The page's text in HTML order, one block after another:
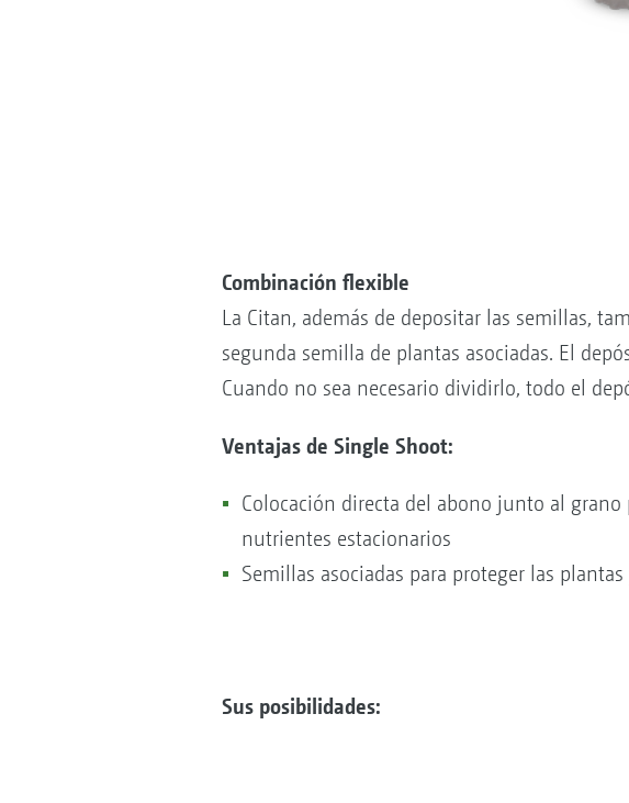
Combinación flexible
La Citan, además de depositar las semillas,
segunda semilla de plantas asociadas. El
Cuando no sea necesario dividirlo, todo el
Ventajas de Single Shoot:
Colocación directa del abono junto al
nutrientes estacionarios
Semillas asociadas para proteger las plantas
Sus posibilidades: